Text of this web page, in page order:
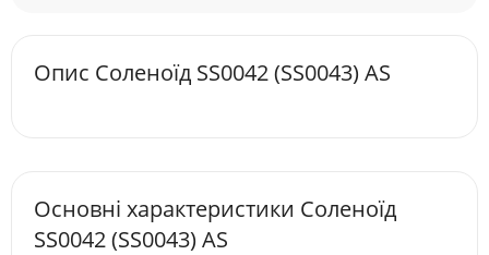
Опис Соленоїд SS0042 (SS0043) AS
Основні характеристики Соленоїд
SS0042 (SS0043) AS